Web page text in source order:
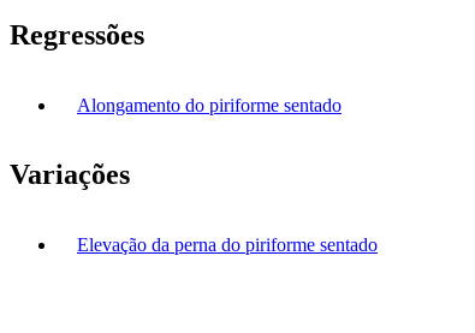
Regressões
Alongamento do piriforme sentado
Variações
Elevação da perna do piriforme sentado